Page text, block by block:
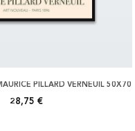
PILLARD VERNEUIL 50X70
28,75 €